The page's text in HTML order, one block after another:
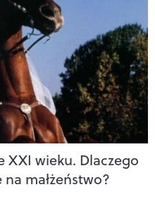
XXI wieku. Dlaczego
małżeństwo?